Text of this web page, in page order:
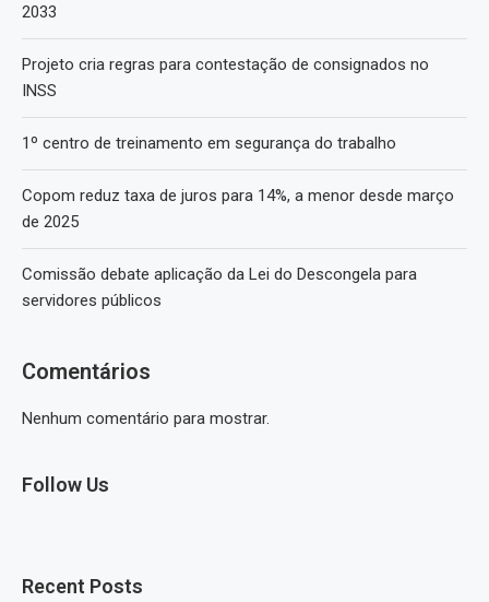
2033
Projeto cria regras para contestação de consignados no
INSS
1º centro de treinamento em segurança do trabalho
Copom reduz taxa de juros para 14%, a menor desde março
de 2025
Comissão debate aplicação da Lei do Descongela para
servidores públicos
Comentários
Nenhum comentário para mostrar.
Follow Us
Recent Posts